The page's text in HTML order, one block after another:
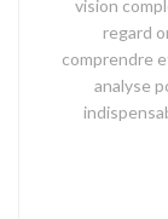
vision
regard
comprendre
analyse